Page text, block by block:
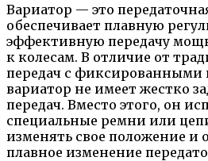
Вариатор — это
обеспечивает плавную
эффективную передачу
к колесам. В отличие от
передач с фиксированными
вариатор не имеет жестко
передач. Вместо этого, он
специальные ремни или
изменять свое положение и
плавное изменение